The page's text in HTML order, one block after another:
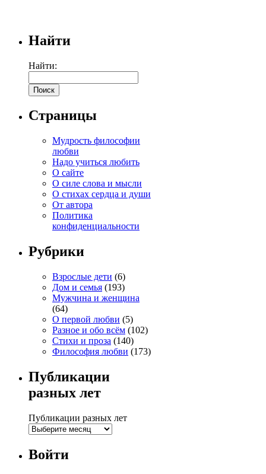
Найти
Найти:
Страницы
Мудрость философии
любви
Надо учиться любить
О сайте
О силе слова и мысли
О стихах сердца и души
От автора
Политика
конфиденциальности
Рубрики
Взрослые дети (6)
Дом и семья (193)
Мужчина и женщина
(64)
О первой любви (5)
Разное и обо всём (102)
Стихи и проза (140)
Философия любви (173)
Публикации
разных лет
Публикации разных лет
Войти